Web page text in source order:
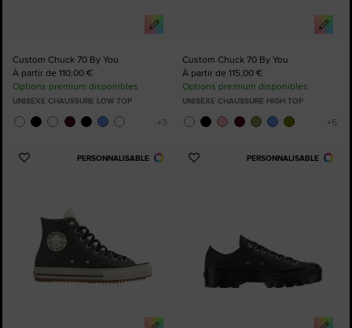
Custom Chuck 70 By You
À partir de 110,00 €
Options premium disponibles
UNISEXE CHAUSSURE LOW TOP
Custom Chuck 70 By You
À partir de 115,00 €
Options premium disponibles
UNISEXE CHAUSSURE HIGH TOP
PERSONNALISABLE
Ajouter
PERSONNALISABLE
Ajouter